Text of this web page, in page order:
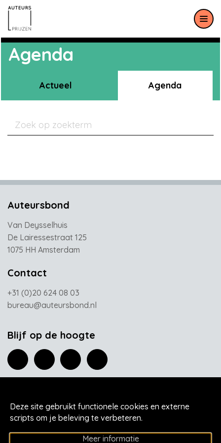
Deze site gebruikt functionele cookies en externe
scripts om je beleving te verbeteren.
Meer informatie
Meteen naar de content
Agenda
Actueel Agenda
Auteursbond
Van Deysselhuis
De Lairessestraat 125
1075 HH Amsterdam
Contact
+31 (0)20 624 08 03
bureau@auteursbond.nl
Blijf op de hoogte
Home
Actueel
ANBI status